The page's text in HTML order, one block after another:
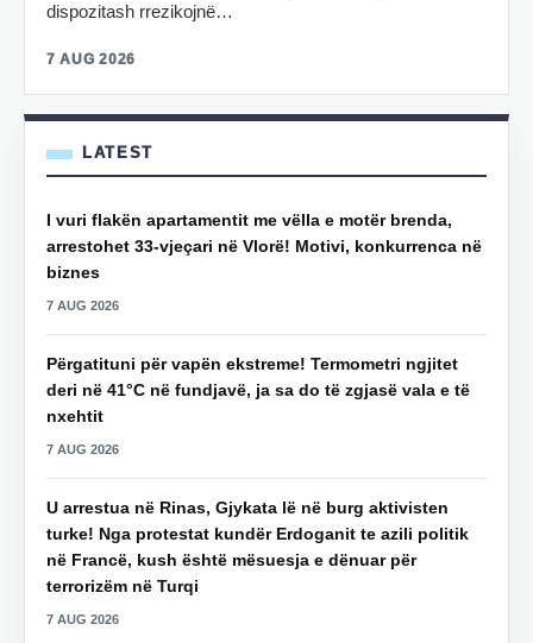
dispozitash rrezikojnë…
7 AUG 2026
LATEST
I vuri flakën apartamentit me vëlla e motër brenda,
arrestohet 33-vjeçari në Vlorë! Motivi, konkurrenca në
biznes
7 AUG 2026
Përgatituni për vapën ekstreme! Termometri ngjitet
deri në 41°C në fundjavë, ja sa do të zgjasë vala e të
nxehtit
7 AUG 2026
U arrestua në Rinas, Gjykata lë në burg aktivisten
turke! Nga protestat kundër Erdoganit te azili politik
në Francë, kush është mësuesja e dënuar për
terrorizëm në Turqi
7 AUG 2026